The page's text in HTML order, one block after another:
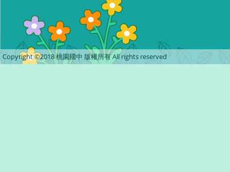
Copyright ©2018 桃園國中 版權所有 All rights reserved